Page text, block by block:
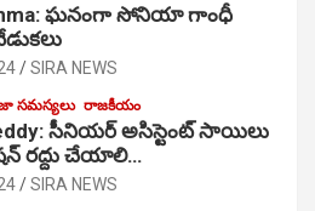
ఘ‌నంగా సోనియా గాంధీ
SIRA NEWS
సమస్యలు రాజకీయం
సీనియర్ అసిస్టెంట్ సాయిలు
రద్దు చేయాలి…
SIRA NEWS